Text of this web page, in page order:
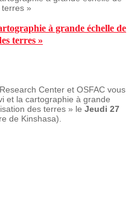
à grande échelle de
terres »
Center et OSFAC vous
et la cartographie à grande
des terres » le Jeudi 27
de Kinshasa).